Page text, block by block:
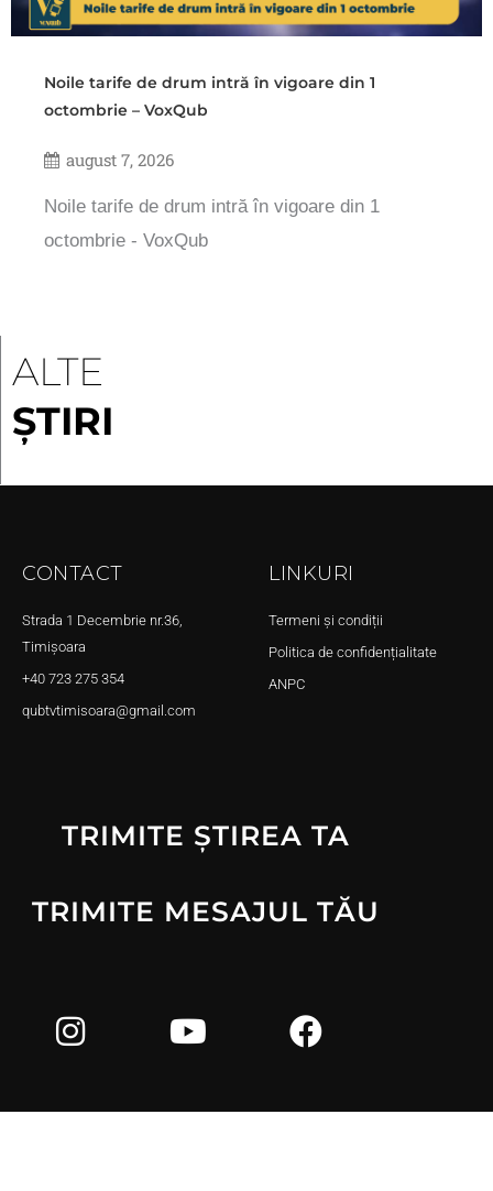
Noile tarife de drum intră în vigoare din 1
octombrie – VoxQub
august 7, 2026
Noile tarife de drum intră în vigoare din 1
octombrie - VoxQub
ALTE
ȘTIRI
CONTACT
Strada 1 Decembrie nr.36,
Timișoara
+40 723 275 354
qubtvtimisoara@gmail.com
LINKURI
Termeni și condiții
Politica de confidențialitate
ANPC
TRIMITE ȘTIREA TA
TRIMITE MESAJUL TĂU